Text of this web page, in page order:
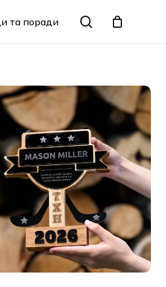
та поради search